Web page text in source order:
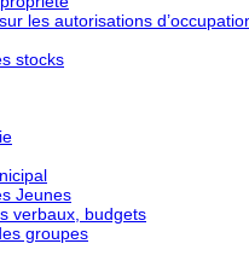
les autorisations
stocks
Jeunes
verbaux, budgets
groupes